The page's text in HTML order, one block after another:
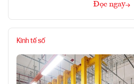
Đọc ngay
Kinh tế số